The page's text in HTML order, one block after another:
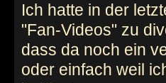
Ich hatte in der
"Fan-Videos" zu
dass da noch ein
oder einfach weil